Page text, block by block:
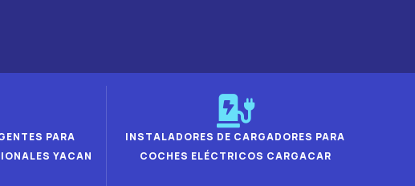
PARA
YACAN
INSTALADORES DE CARGADORES PARA
COCHES ELÉCTRICOS CARGACAR